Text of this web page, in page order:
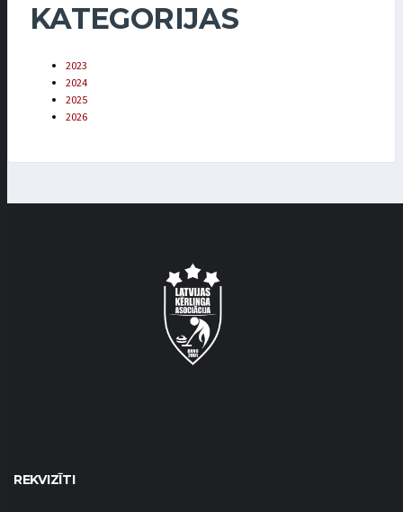
KATEGORIJAS
2023
2024
2025
2026
REKVIZĪTI